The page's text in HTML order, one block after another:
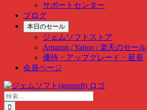
サポートセンター
ブログ
本日のセール
ジェムソフトストア
Amazon / Yahoo / 楽天のセール
優待・アップグレード・延長
会員ページ
Skip
to
content
検
索